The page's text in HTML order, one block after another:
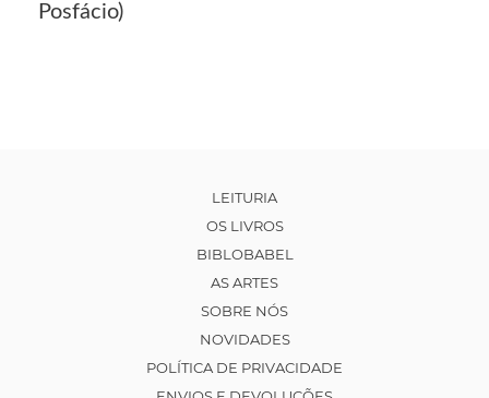
Posfácio)
LEITURIA
OS LIVROS
BIBLOBABEL
AS ARTES
SOBRE NÓS
NOVIDADES
POLÍTICA DE PRIVACIDADE